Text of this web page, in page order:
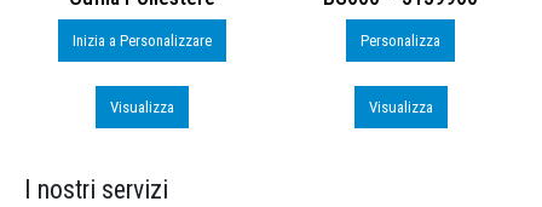
Inizia a Personalizzare
Visualizza
Personalizza
Visualizza
I nostri servizi